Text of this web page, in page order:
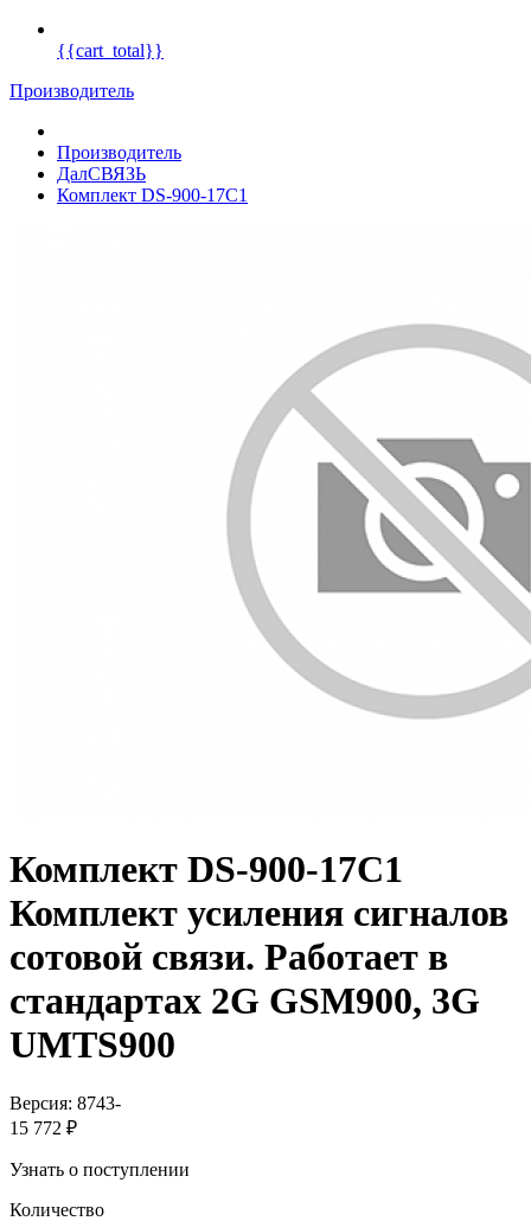
{{cart_total}}
Производитель
Производитель
ДалСВЯЗЬ
Комплект DS-900-17С1
Комплект DS-900-17С1
Комплект усиления сигналов
сотовой связи. Работает в
стандартах 2G GSM900, 3G
UMTS900
Версия: 8743-
15 772 ₽
Узнать о поступлении
Количество